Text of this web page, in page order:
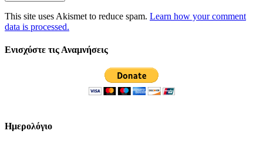
This site uses Akismet to reduce spam. Learn how your comment
data is processed.
Ενισχύστε τις Αναμνήσεις
Ημερολόγιο